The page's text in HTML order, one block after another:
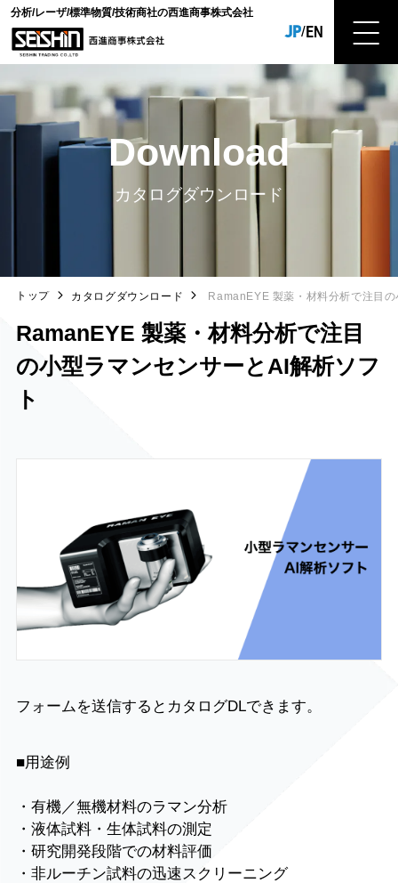
分析/レーザ/標準物質/技術商社の西進商事株式会社
JP/EN
Download
カタログダウンロード
トップ カタログダウンロード RamanEYE 製薬・材料分析で注目
RamanEYE 製薬・材料分析で注目
の小型ラマンセンサーとAI解析ソフ
ト
フォームを送信するとカタログDLできます。
■用途例
・有機／無機材料のラマン分析
・液体試料・生体試料の測定
・研究開発段階での材料評価
・非ルーチン試料の迅速スクリーニング